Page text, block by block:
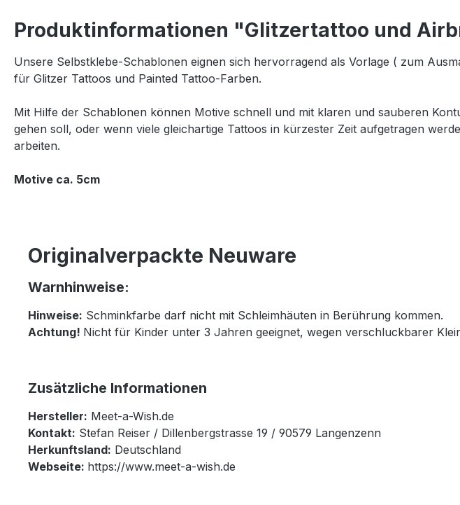
Produktinformationen "Glitzertattoo und
Unsere Selbstklebe-Schablonen eignen sich hervorragend als Vorlage ( zum
für Glitzer Tattoos und Painted Tattoo-Farben.
Mit Hilfe der Schablonen können Motive schnell und mit klaren und sauberen
gehen soll, oder wenn viele gleichartige Tattoos in kürzester Zeit aufgetragen
arbeiten.
Motive ca. 5cm
Originalverpackte Neuware
Warnhinweise:
Hinweise: Schminkfarbe darf nicht mit Schleimhäuten in Berührung kommen.
Achtung! Nicht für Kinder unter 3 Jahren geeignet, wegen verschluckbarer
Zusätzliche Informationen
Hersteller: Meet-a-Wish.de
Kontakt: Stefan Reiser / Dillenbergstrasse 19 / 90579 Langenzenn
Herkunftsland: Deutschland
Webseite: https://www.meet-a-wish.de